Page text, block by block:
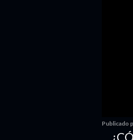
Publicado
...